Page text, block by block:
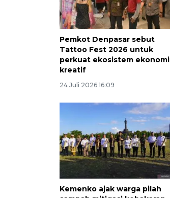
Pemkot Denpasar sebut
Tattoo Fest 2026 untuk
perkuat ekosistem ekonomi
kreatif
24 Juli 2026 16:09
Kemenko ajak warga pilah